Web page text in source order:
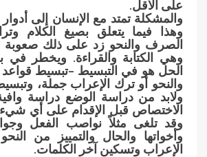
على الأقل.
والمشكلة تمتد مع الإنسان إلى أدوار
وهذا فيما يتعلق بصيغ الكلام
الصرف والنحو زد على ذلك صعوبة
وهي الكتابة والقراءة. ويخطر في
الحل هو في التبسيط –تبسيط قواعد
والنحو أو ترك الإعراب جملة،
ولابد من دراسة الوضع دراسة
الاختصاص قبل الإقدام على أي شيء
وقد تلغى مثلاً نواصب الفعل
وأخواتها والحال والتمييز من
الإعراب وتسكين آخر الكلمات.